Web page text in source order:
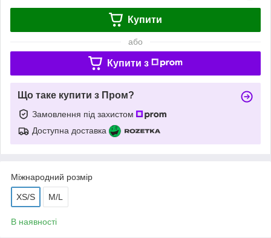
Купити
або
Купити з
Що таке купити з Пром?
Замовлення під захистом
Доступна доставка
Міжнародний розмір
XS/S M/L
В наявності